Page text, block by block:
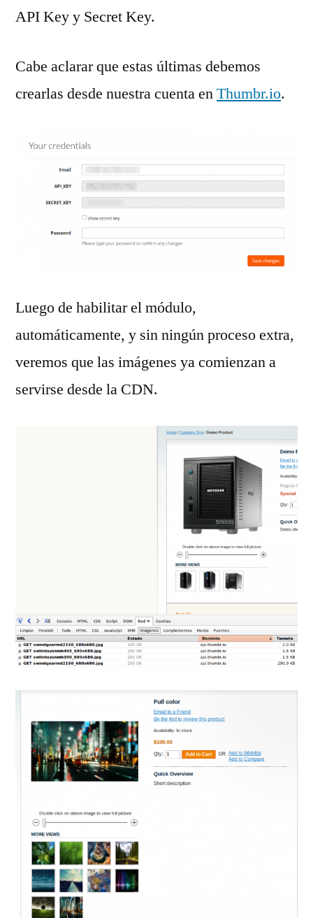
API Key y Secret Key.
Cabe aclarar que estas últimas debemos
crearlas desde nuestra cuenta enThumbr.io.
Luego de habilitar el módulo,
automáticamente, y sin ningún proceso extra,
veremos que las imágenes ya comienzan a
servirse desde la CDN.